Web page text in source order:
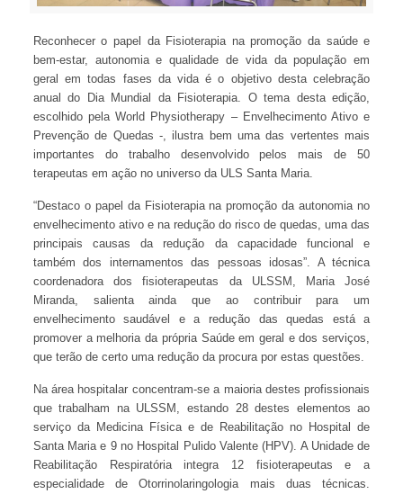
Reconhecer o papel da Fisioterapia na promoção da saúde e
bem-estar, autonomia e qualidade de vida da população em
geral em todas fases da vida é o objetivo desta celebração
anual do Dia Mundial da Fisioterapia. O tema desta edição,
escolhido pela World Physiotherapy – Envelhecimento Ativo e
Prevenção de Quedas -, ilustra bem uma das vertentes mais
importantes do trabalho desenvolvido pelos mais de 50
terapeutas em ação no universo da ULS Santa Maria.
“Destaco o papel da Fisioterapia na promoção da autonomia no
envelhecimento ativo e na redução do risco de quedas, uma das
principais causas da redução da capacidade funcional e
também dos internamentos das pessoas idosas”. A técnica
coordenadora dos fisioterapeutas da ULSSM, Maria José
Miranda, salienta ainda que ao contribuir para um
envelhecimento saudável e a redução das quedas está a
promover a melhoria da própria Saúde em geral e dos serviços,
que terão de certo uma redução da procura por estas questões.
Na área hospitalar concentram-se a maioria destes profissionais
que trabalham na ULSSM, estando 28 destes elementos ao
serviço da Medicina Física e de Reabilitação no Hospital de
Santa Maria e 9 no Hospital Pulido Valente (HPV). A Unidade de
Reabilitação Respiratória integra 12 fisioterapeutas e a
especialidade de Otorrinolaringologia mais duas técnicas.